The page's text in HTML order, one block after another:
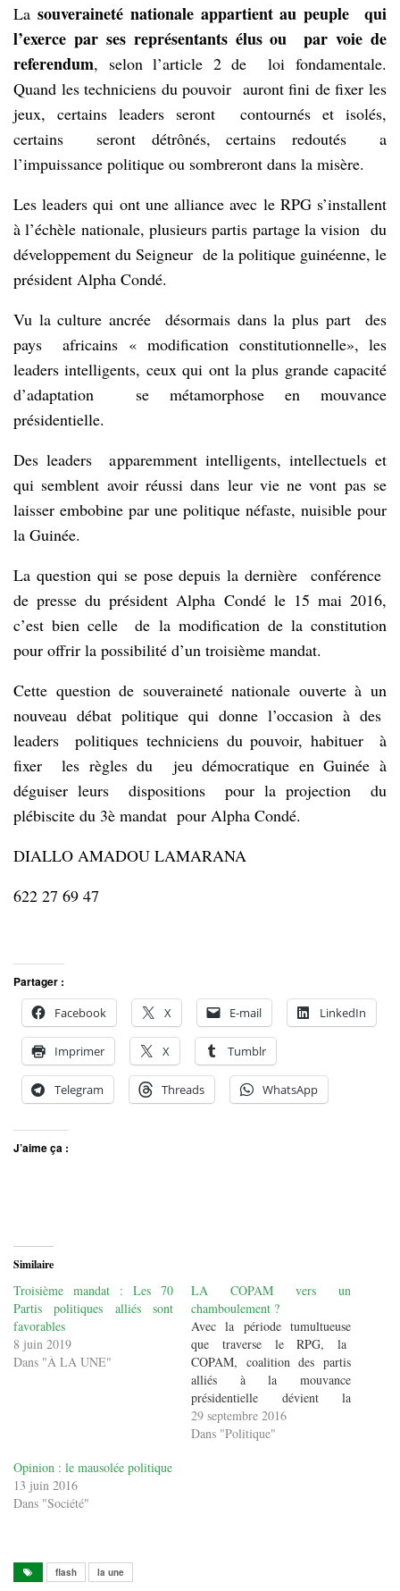
La souveraineté nationale appartient au peuple qui
l’exerce par ses représentants élus ou par voie de
referendum, selon l’article 2 de loi fondamentale.
Quand les techniciens du pouvoir auront fini de fixer les
jeux, certains leaders seront contournés et isolés,
certains seront détrônés, certains redoutés a
l’impuissance politique ou sombreront dans la misère.
Les leaders qui ont une alliance avec le RPG s’installent
à l’échèle nationale, plusieurs partis partage la vision du
développement du Seigneur de la politique guinéenne, le
président Alpha Condé.
Vu la culture ancrée désormais dans la plus part des
pays africains « modification constitutionnelle», les
leaders intelligents, ceux qui ont la plus grande capacité
d’adaptation se métamorphose en mouvance
présidentielle.
Des leaders apparemment intelligents, intellectuels et
qui semblent avoir réussi dans leur vie ne vont pas se
laisser embobine par une politique néfaste, nuisible pour
la Guinée.
La question qui se pose depuis la dernière conférence
de presse du président Alpha Condé le 15 mai 2016,
c’est bien celle de la modification de la constitution
pour offrir la possibilité d’un troisième mandat.
Cette question de souveraineté nationale ouverte à un
nouveau débat politique qui donne l’occasion à des
leaders politiques techniciens du pouvoir, habituer à
fixer les règles du jeu démocratique en Guinée à
déguiser leurs dispositions pour la projection du
plébiscite du 3è mandat pour Alpha Condé.
DIALLO AMADOU LAMARANA
622 27 69 47
Partager :
Facebook
X E-mail LinkedIn
Imprimer X Tumblr
Telegram Threads WhatsApp
J’aime ça :
Similaire
Troisième mandat : Les 70
Partis politiques alliés sont
favorables
8 juin 2019
Dans "À LA UNE"
LA COPAM vers un
chamboulement ?
Avec la période tumultueuse
que traverse le RPG, la
COPAM, coalition des partis
alliés à la mouvance
présidentielle dévient la
troisième entité politique du
pays, avec des représentants au
29 septembre 2016
Dans "Politique"
Opinion : le mausolée politique
13 juin 2016
Dans "Société"
flash la une